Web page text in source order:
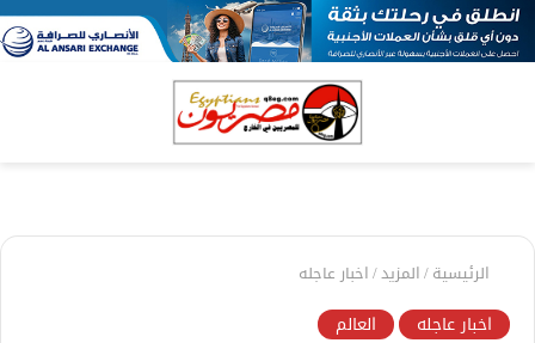
الرئيسية/المزيد/اخبار عاجله
اخبار عاجله العالم